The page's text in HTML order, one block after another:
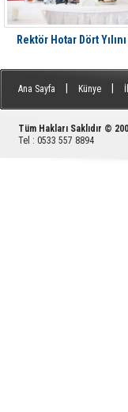
Rektör Hotar Dört
Ana Sayfa Künye
Tüm Hakları Saklıdır ©
Tel : 0533 557 8894